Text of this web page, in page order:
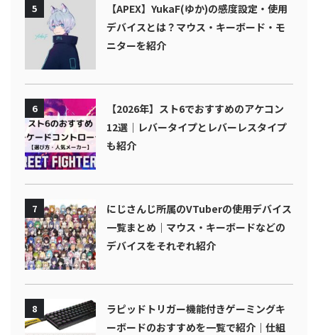
5
【APEX】YukaF(ゆか)の感度設定・使用
デバイスとは？マウス・キーボード・モ
ニターを紹介
6
【2026年】スト6でおすすめのアケコン
12選｜レバータイプとレバーレスタイプ
も紹介
7
にじさんじ所属のVTuberの使用デバイス
一覧まとめ｜マウス・キーボードなどの
デバイスをそれぞれ紹介
8
ラピッドトリガー機能付きゲーミングキ
ーボードのおすすめを一覧で紹介｜仕組